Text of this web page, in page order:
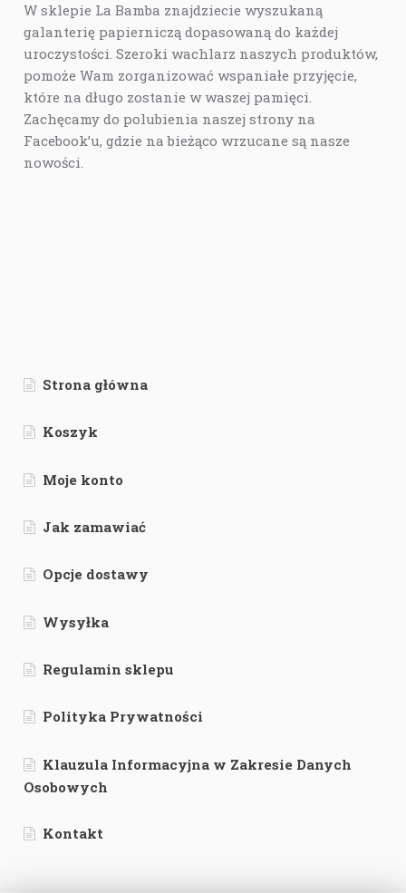
W sklepie La Bamba znajdziecie wyszukaną
galanterię papierniczą dopasowaną do każdej
uroczystości. Szeroki wachlarz naszych produktów,
pomoże Wam zorganizować wspaniałe przyjęcie,
które na długo zostanie w waszej pamięci.
Zachęcamy do polubienia naszej strony na
Facebook’u, gdzie na bieżąco wrzucane są nasze
nowości.
Strona główna
Koszyk
Moje konto
Jak zamawiać
Opcje dostawy
Wysyłka
Regulamin sklepu
Polityka Prywatności
Klauzula Informacyjna w Zakresie Danych
Osobowych
Kontakt